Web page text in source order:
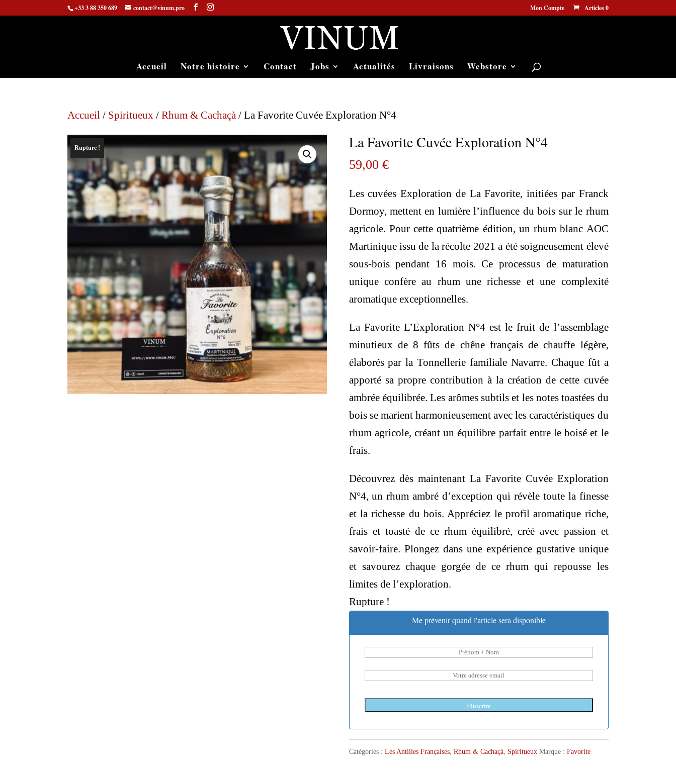
+33 3 88 350 689 contact@vinum.pro Mon Compte Articles 0
Accueil Notre histoire Contact Jobs Actualités Livraisons Webstore
Accueil / Spiritueux /Rhum & Cachaçà / La Favorite Cuvée Exploration N°4
Rupture ! La Favorite Cuvée Exploration N°4
59,00 €
Les cuvées Exploration de La Favorite, initiées par Franck
Dormoy, mettent en lumière l’influence du bois sur le rhum
agricole. Pour cette quatrième édition, un rhum blanc AOC
Martinique issu de la récolte 2021 a été soigneusement élevé
sous-bois pendant 16 mois. Ce processus de maturation
unique confère au rhum une richesse et une complexité
aromatique exceptionnelles.
La Favorite L’Exploration N°4 est le fruit de l’assemblage
minutieux de 8 fûts de chêne français de chauffe légère,
élaborés par la Tonnellerie familiale Navarre. Chaque fût a
apporté sa propre contribution à la création de cette cuvée
ambrée équilibrée. Les arômes subtils et les notes toastées du
bois se marient harmonieusement avec les caractéristiques du
rhum agricole, créant un équilibre parfait entre le boisé et le
frais.
Découvrez dès maintenant La Favorite Cuvée Exploration
N°4, un rhum ambré d’exception qui révèle toute la finesse
et la richesse du bois. Appréciez le profil aromatique riche,
frais et toasté de ce rhum équilibré, créé avec passion et
savoir-faire. Plongez dans une expérience gustative unique
et savourez chaque gorgée de ce rhum qui repousse les
limites de l’exploration.
Rupture !
Me prévenir quand l'article sera disponible
S'inscrire
Catégories : Les Antilles Françaises, Rhum & Cachaçà, Spiritueux Marque : Favorite